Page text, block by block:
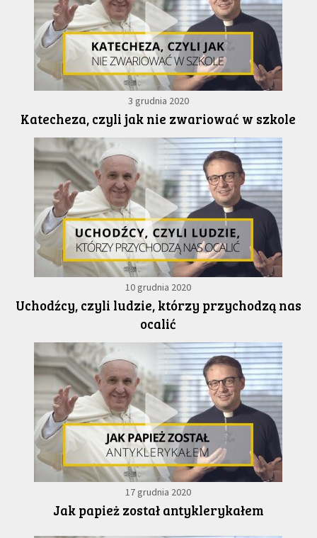
3 grudnia 2020
Katecheza, czyli jak nie zwariować w szkole
10 grudnia 2020
Uchodźcy, czyli ludzie, którzy przychodzą nas
ocalić
17 grudnia 2020
Jak papież został antyklerykałem